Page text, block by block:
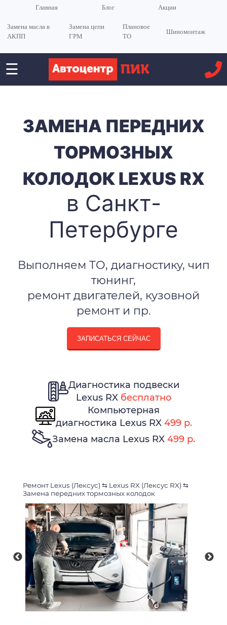
Главная Блог Акции
Замена масла в
АКПП
Замена цепи
ГРМ
Плановое
ТО
Шиномонтаж
☰
ЗАМЕНА ПЕРЕДНИХ
ТОРМОЗНЫХ
КОЛОДОК LEXUS RX
в Санкт-
Петербурге
Выполняем ТО, диагностику, чип
тюнинг,
ремонт двигателей, кузовной
ремонт и пр.
ЗАПИСАТЬСЯ СЕЙЧАС
Диагностика подвески
Lexus RX бесплатно
Компьютерная
диагностика Lexus RX 499 р.
Замена масла Lexus RX 499 р.
Ремонт Lexus (Лексус) ⇆ Lexus RX (Лексус RX) ⇆
Замена передних тормозных колодок